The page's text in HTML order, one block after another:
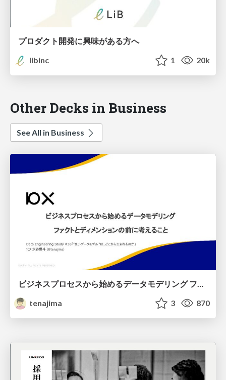
プロダクト開発に興味がある方へ
libinc
1 20k
Other Decks in Business
See All in Business
tenajima
3 870